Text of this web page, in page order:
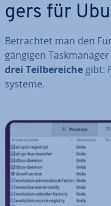
gers für
Be­trach­tet man den
gängigen
drei Teil­be­rei­che gibt:
sys­te­me.